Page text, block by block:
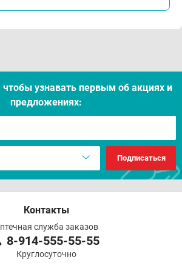
узнавать первым об акцияx и
предложениях:
Подписаться
Контакты
служба заказов
8-914-555-55-55
Круглосуточно